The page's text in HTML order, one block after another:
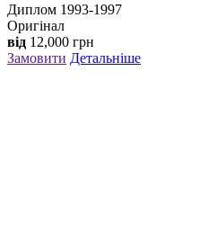
Диплом 1993-1997
Оригінал
від 12,000 грн
Замовити Детальніше